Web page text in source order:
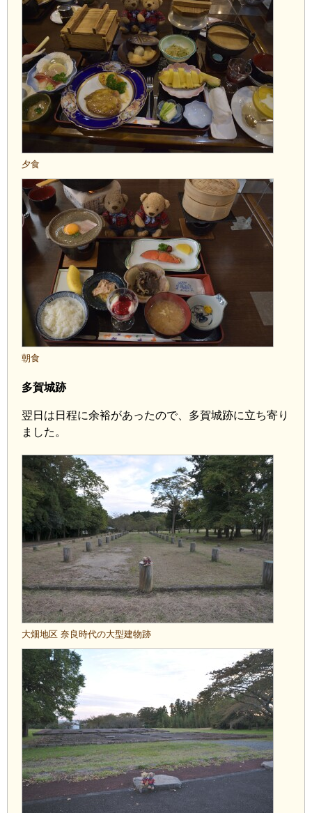
夕食
朝食
多賀城跡
翌日は日程に余裕があったので、多賀城跡に立ち寄り
ました。
大畑地区 奈良時代の大型建物跡